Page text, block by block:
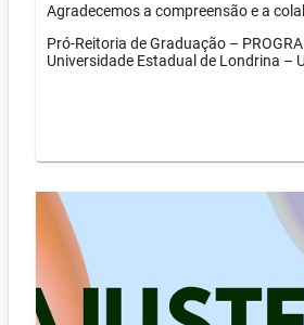
Agradecemos a compreensão e a
Pró-Reitoria de Graduação –
Universidade Estadual de Londrina –